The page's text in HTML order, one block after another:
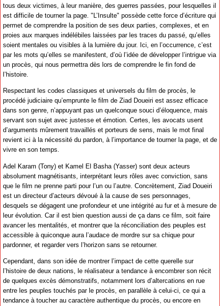
tous deux victimes, à leur manière, des guerres passées, pour lesquelles il
est difficile de tourner la page. "L’Insulte" possède cette force d’écriture qui
permet de comprendre la position de ses deux parties, complexes, et en
proies aux marques indélébiles laissées par les traces du passé, qu’elles
soient mentales ou visibles à la lumière du jour. Ici, en l’occurrence, c’est
par les mots qu’elles se manifestent, d’où l’idée de développer l’intrigue via
un procès, qui nous permettra dès lors de comprendre le fin fond de
l’histoire.
Respectant les codes classiques et universels du film de procès, le
procédé judiciaire qu’emprunte le film de Ziad Doueiri est assez efficace
dans son genre, n’appuyant pas un quelconque souci d’éloquence, mais
servant son sujet avec justesse et émotion. Certes, les avocats usent
d’arguments mûrement travaillés et porteurs de sens, mais le mot final
revient ici à la nécessité du pardon, à l’importance de tourner la page, et de
vivre en son temps.
Adel Karam (Tony) et Kamel El Basha (Yasser) sont deux acteurs
absolument magnétisants, interprétant leurs rôles avec conviction, sans
que le film ne prenne parti pour l’un ou l’autre. Concrètement, Ziad Doueiri
est un directeur d’acteurs dévoué à la cause de ses personnages,
desquels se dégagent une profondeur et une intégrité au fur et à mesure de
leur évolution. Car il est bien question aussi de ça dans ce film, soit faire
avancer les mentalités, et montrer que la réconciliation des peuples est
accessible à quiconque aura l’audace de mordre sur sa chique pour
pardonner, et regarder vers l’horizon sans se retourner.
Cependant, dans son idée de montrer l’impact de cette querelle sur
l’histoire de deux nations, le réalisateur a tendance à encombrer son récit
de quelques excès démonstratifs, notamment lors d’altercations en rue
entre les peuples touchés par le procès, en parallèle à celui-ci, ce qui a
tendance à toucher au caractère authentique du procès, ou encore en